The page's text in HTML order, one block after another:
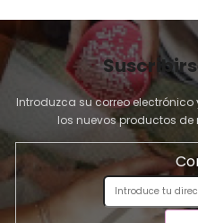
Introduzca su correo
los nuevos productos